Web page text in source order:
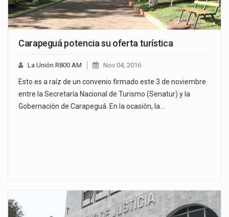
Carapeguá potencia su oferta turística
La Unión R800 AM Nov 04, 2016
Esto es a raíz de un convenio firmado este 3 de noviembre
entre la Secretaría Nacional de Turismo (Senatur) y la
Gobernación de Carapeguá. En la ocasión, la…